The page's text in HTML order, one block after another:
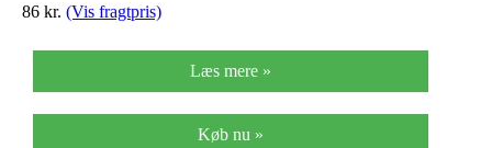
86 kr. (Vis fragtpris)
Læs mere »
Køb nu »